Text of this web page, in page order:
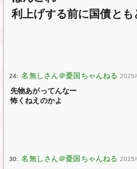
利上げする前に国債とも
24:
先物あがってんなー
怖くねえのかよ
30: